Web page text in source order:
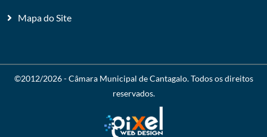
Mapa do Site
©2012/2026 -Câmara Municipal de Cantagalo. Todos os direitos
reservados.